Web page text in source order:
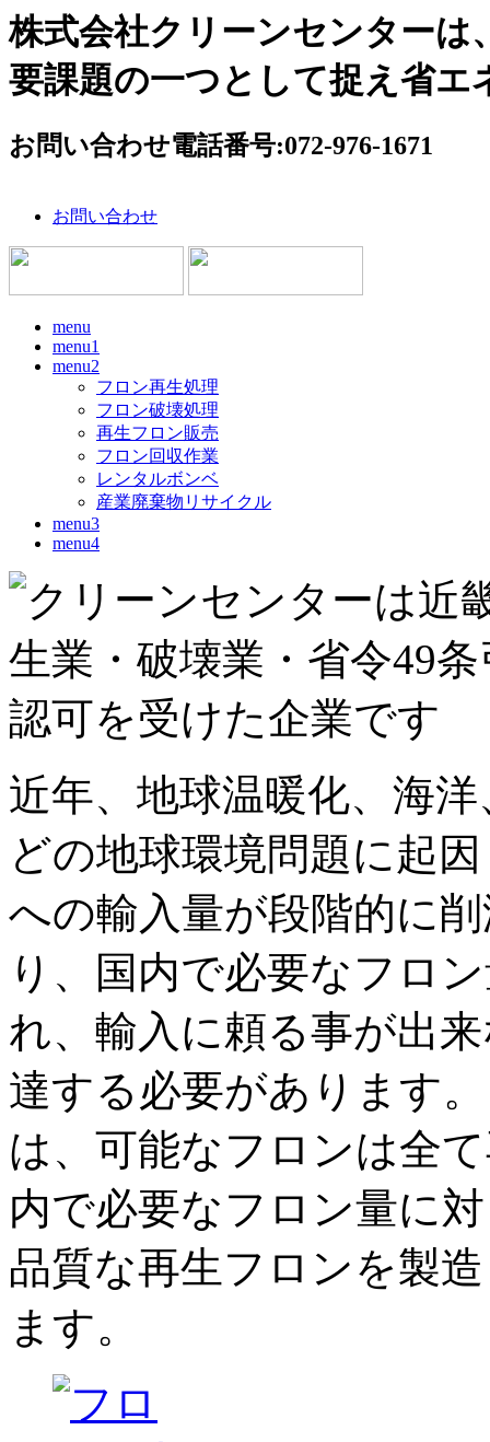
株式会社クリーンセンターは
要課題の一つとして捉え省エ
お問い合わせ電話番号:072-976-1671
お問い合わせ
menu
menu1
menu2
フロン再生処理
フロン破壊処理
再生フロン販売
フロン回収作業
レンタルボンベ
産業廃棄物リサイクル
menu3
menu4
近年、地球温暖化、海
どの地球環境問題に起
への輸入量が段階的に
り、国内で必要なフロ
れ、輸入に頼る事が出
達する必要があります
は、可能なフロンは全
内で必要なフロン量に
品質な再生フロンを製
ます。